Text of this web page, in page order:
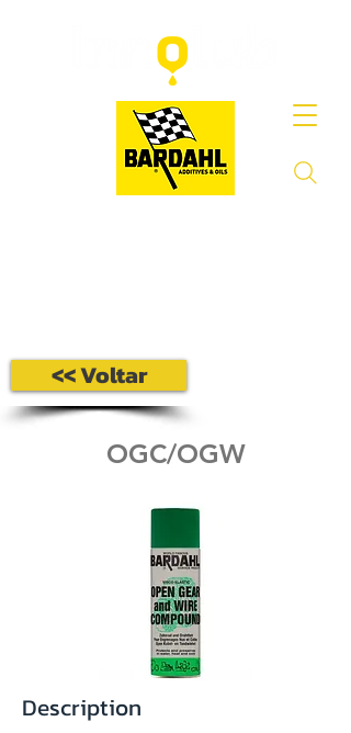
<< Voltar
OGC/OGW
Description